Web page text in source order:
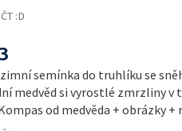
:D
semínka do truhlíku se
medvěd si vyrostlé zmrzliny v
od medvěda + obrázky +